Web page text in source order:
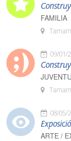
FAMILIA
09/01/
08/05/
ARTE /